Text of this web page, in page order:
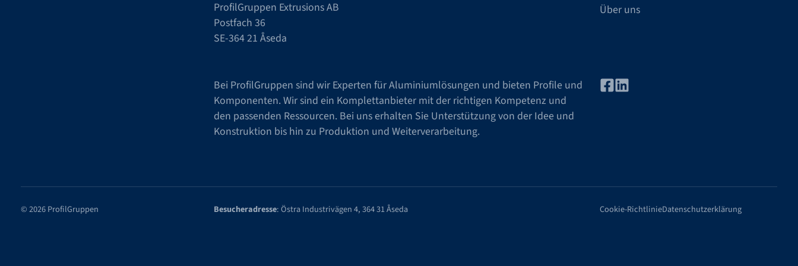
ProfilGruppen Extrusions AB
Postfach 36
SE-364 21 Åseda
Über uns
Bei ProfilGruppen sind wir Experten für Aluminiumlösungen und bieten Profile und
Komponenten. Wir sind ein Komplettanbieter mit der richtigen Kompetenz und
den passenden Ressourcen. Bei uns erhalten Sie Unterstützung von der Idee und
Konstruktion bis hin zu Produktion und Weiterverarbeitung.
© 2026 ProfilGruppen Besucheradresse: Östra Industrivägen 4, 364 31 Åseda Cookie-RichtlinieDatenschutzerklärung